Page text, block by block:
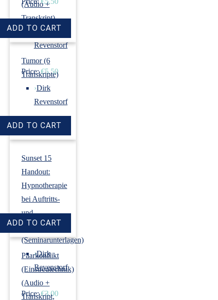
(Audio +
Transkript)
›Dirk
Revenstorf
Price: €5.50
Tumor (6
Transkripte)
›Dirk
Revenstorf
Price: €18.00
Sunset 15
Handout:
Hypnotherapie
bei Auftritts-
und
Prüfungsangst
(Seminarunterlagen)
›Dirk
Revenstorf
Price: €3.00
Paarkonflikt
(Einstreutechnik)
(Audio +
Transkript,